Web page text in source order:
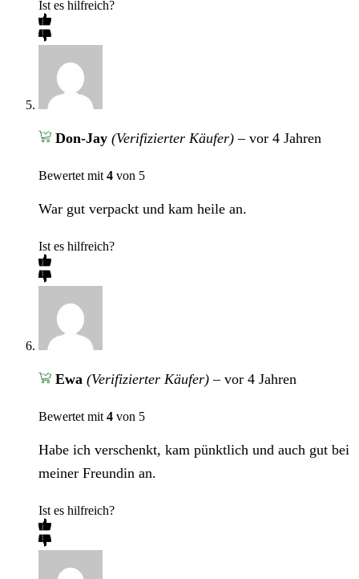
Ist es hilfreich?
Don-Jay (Verifizierter Käufer) – vor 4 Jahren
Bewertet mit 4 von 5
War gut verpackt und kam heile an.
Ist es hilfreich?
Ewa (Verifizierter Käufer) – vor 4 Jahren
Bewertet mit 4 von 5
Habe ich verschenkt, kam pünktlich und auch gut bei
meiner Freundin an.
Ist es hilfreich?